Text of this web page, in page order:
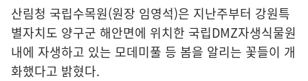
산림청 국립수목원(원장 임영석)은 지난주부터 강원특
별자치도 양구군 해안면에 위치한 국립DMZ자생식물원
내에 자생하고 있는 모데미풀 등 봄을 알리는 꽃들이 개
화했다고 밝혔다.